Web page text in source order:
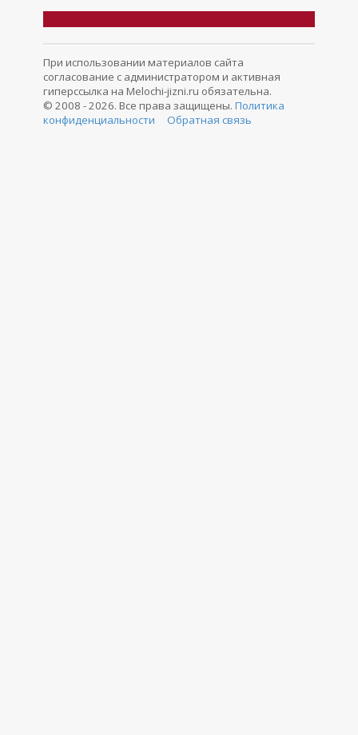
При использовании материалов сайта
согласование с администратором и активная
гиперссылка на Melochi-jizni.ru обязательна.
© 2008 - 2026. Все права защищены. Политика
конфиденциальности
Обратная связь